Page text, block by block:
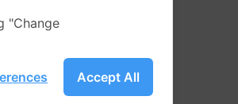
"Change
Accept All